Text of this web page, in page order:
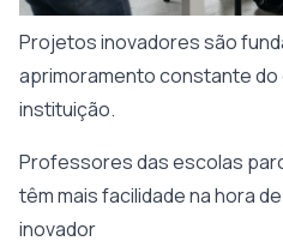
Projetos inovadores são
aprimoramento constante
instituição.
Professores das escolas
têm mais facilidade na hora
inovador